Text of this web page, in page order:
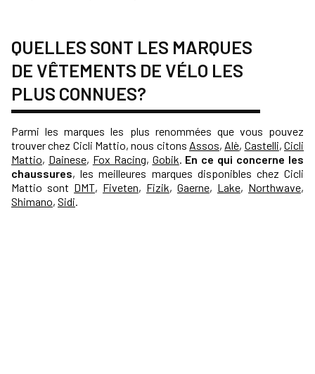
QUELLES SONT LES MARQUES
DE VÊTEMENTS DE VÉLO LES
PLUS CONNUES?
Parmi les marques les plus renommées que vous pouvez
trouver chez Cicli Mattio, nous citons Assos, Alè, Castelli,Cicli
Mattio, Dainese, Fox Racing, Gobik. En ce qui concerne les
chaussures, les meilleures marques disponibles chez Cicli
Mattio sont DMT, Fiveten, Fizik, Gaerne, Lake, Northwave,
Shimano, Sidi.